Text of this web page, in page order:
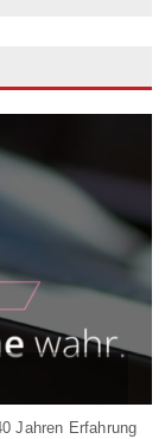
Jahren Erfahrung